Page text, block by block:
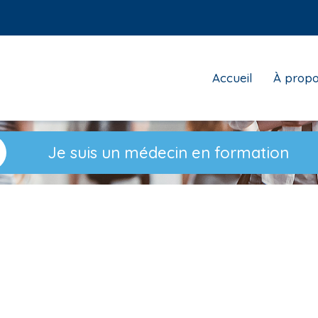
Accueil À
Je suis un médecin en formation